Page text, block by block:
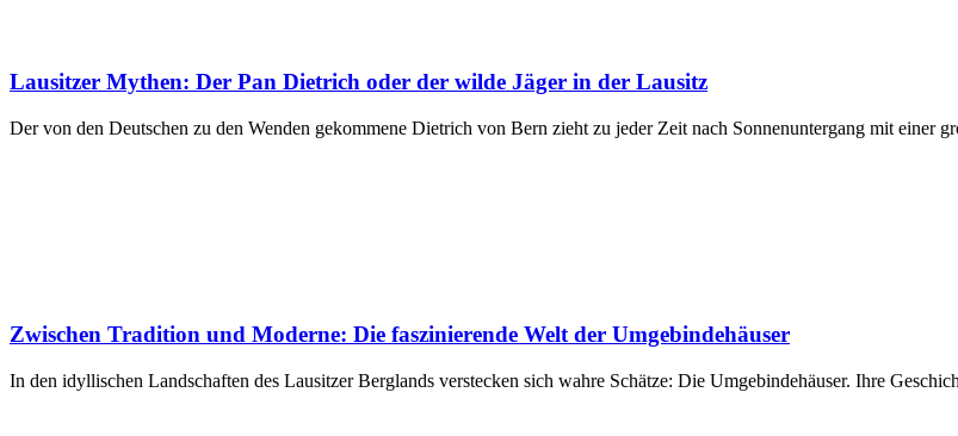
Lausitzer Mythen: Der Pan Dietrich oder der wilde Jäger in der Lausitz
Der von den Deutschen zu den Wenden gekommene Dietrich von Bern zieht zu jeder Zeit nach Sonnenuntergang mit einer
Zwischen Tradition und Moderne: Die faszinierende Welt der Umgebindehäuser
In den idyllischen Landschaften des Lausitzer Berglands verstecken sich wahre Schätze: Die Umgebindehäuser. Ihre